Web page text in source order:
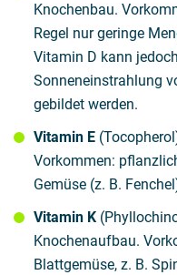
Knochenbau.
Regel nur geringe
Vitamin D kann
Sonneneinstrahlung
gebildet werden.
Vitamin E
Vorkommen:
Gemüse (z. B.
Vitamin K
Knochenaufbau.
Blattgemüse, z. B.